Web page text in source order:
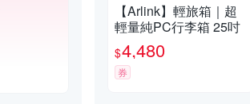
【Arlink】輕旅箱｜超
輕量純PC行李箱 25吋
$4,480
券